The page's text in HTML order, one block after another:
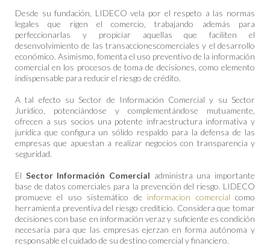
Desde su fundación, LIDECO vela por el respeto a las normas
legales que rigen el comercio, trabajando además para
perfeccionarlas y propiciar aquellas que faciliten el
desenvolvimiento de las transaccionescomerciales y el desarrollo
económico. Asimismo, fomenta el uso preventivo de la información
comercial en los procesos de toma de decisiones, como elemento
indispensable para reducir el riesgo de crédito.
A tal efecto su Sector de Información Comercial y su Sector
Jurídico, potenciándose y complementándose mutuamente,
ofrecen a sus socios una potente infraestructura informativa y
jurídica que configura un sólido respaldo para la defensa de las
empresas que apuestan a realizar negocios con transparencia y
seguridad.
El Sector Información Comercial administra una importante
base de datos comerciales para la prevención del riesgo. LIDECO
promueve el uso sistemático de informacion comercial como
herramienta preventiva del riesgo crediticio. Considera que tomar
decisiones con base en información veraz y suficiente es condición
necesaria para que las empresas ejerzan en forma autónoma y
responsable el cuidado de su destino comercial y financiero.